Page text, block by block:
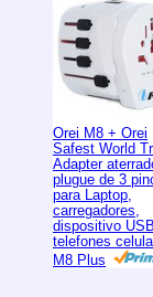
Orei M8 + Orei
Safest World
Adapter
plugue de 3
para Laptop,
carregadores,
dispositivo USB,
telefones
M8 Plus